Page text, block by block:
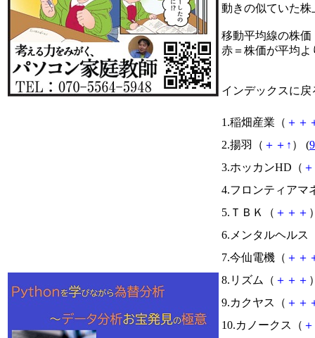
動きの似ていた
移動平均線の株価
赤＝株価が平均
インデックスに戻
1.稲畑産業（ ＋ ＋
2.揚羽（ ＋ ＋ ↑ ） (
3.ホッカンHD（ ＋
4.フロンティアマ
5.ＴＢＫ（ ＋ ＋ ＋
6.メンタルヘルス
7.今仙電機（ ＋ ＋
8.リズム（ ＋ ＋ ＋
9.カクヤス（ ＋ ＋
10.カノークス（ ＋